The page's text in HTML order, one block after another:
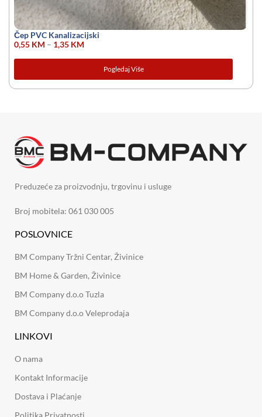
Čep PVC Kanalizacijski
0,55 KM – 1,35 KM
Pogledaj Više
Preduzeće za proizvodnju, trgovinu i usluge
Broj mobitela: 061 030 005
POSLOVNICE
BM Company Tržni Centar, Živinice
BM Home & Garden, Živinice
BM Company d.o.o Tuzla
BM Company d.o.o Veleprodaja
LINKOVI
O nama
Kontakt Informacije
Dostava i Plaćanje
Politika Privatnosti